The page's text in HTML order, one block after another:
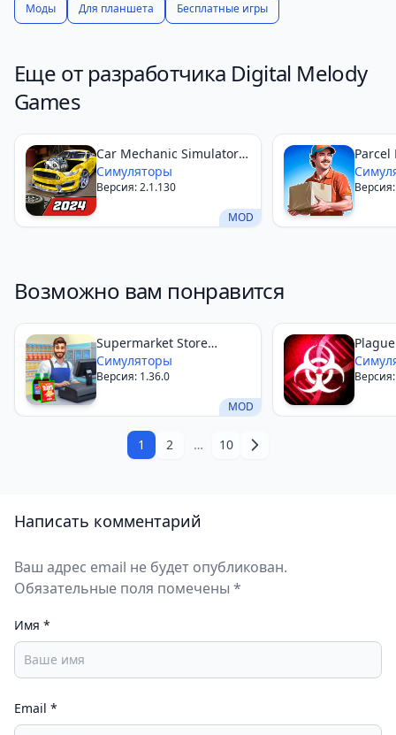
Моды Для планшета Бесплатные игры
Еще от разработчика Digital Melody
Games
MOD
Car Mechanic Simulator
21
Симуляторы
Версия: 2.1.130
Возможно вам понравится
MOD
Supermarket Store
Simulator
Симуляторы
Версия: 1.36.0
1 2 … 10
Написать комментарий
Ваш адрес email не будет опубликован.
Обязательные поля помечены *
Имя *
Email *